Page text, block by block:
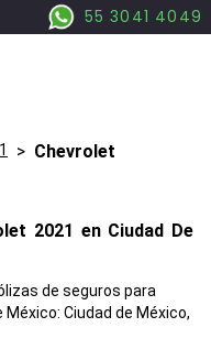
55 3041 4049
> Chevrolet
2021 en Ciudad De
de seguros para
Ciudad de México,